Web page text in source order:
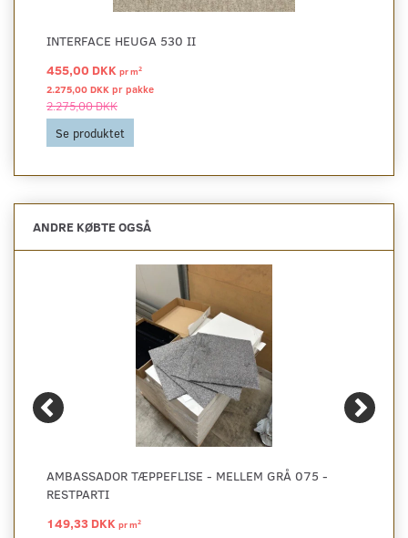
INTERFACE HEUGA 530 II
455,00 DKK prm2
2.275,00 DKK pr pakke
2.275,00 DKK
Se produktet
ANDRE KØBTE OGSÅ
AMBASSADOR TÆPPEFLISE - MELLEM GRÅ 075 -
RESTPARTI
149,33 DKK prm2